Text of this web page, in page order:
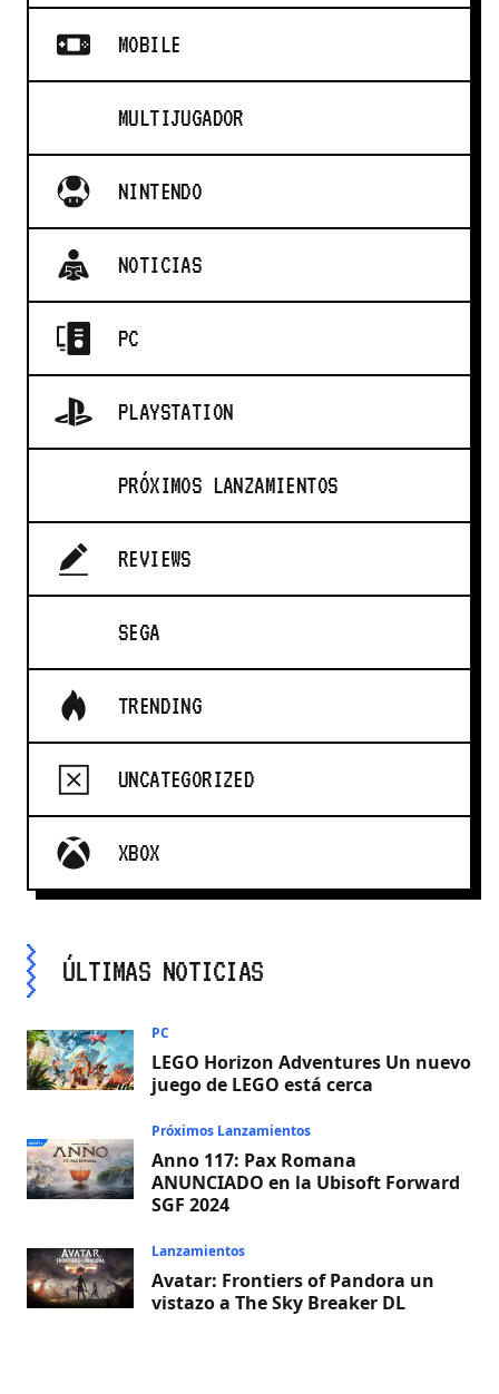
MOBILE
MULTIJUGADOR
NINTENDO
NOTICIAS
PC
PLAYSTATION
PRÓXIMOS LANZAMIENTOS
REVIEWS
SEGA
TRENDING
UNCATEGORIZED
XBOX
ÚLTIMAS NOTICIAS
PC
LEGO Horizon Adventures Un nuevo
juego de LEGO está cerca
Próximos Lanzamientos
Anno 117: Pax Romana
ANUNCIADO en la Ubisoft Forward
SGF 2024
Lanzamientos
Avatar: Frontiers of Pandora un
vistazo a The Sky Breaker DL